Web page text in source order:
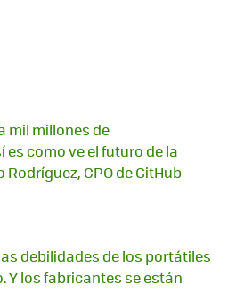
mil millones de
como ve el futuro de la
CPO de GitHub
debilidades de los portátiles
Y los fabricantes se están